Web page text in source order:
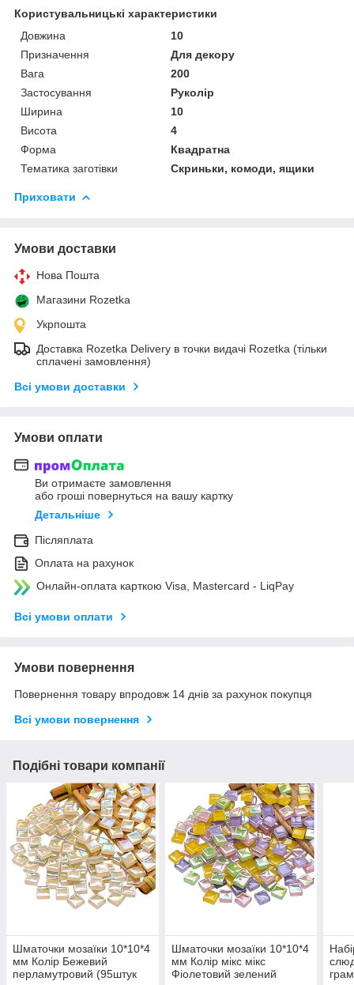
Користувальницькі характеристики
Довжина
10
Призначення
Для декору
Вага
200
Застосування
Руколір
Ширина
10
Висота
4
Форма
Квадратна
Тематика заготівки
Скриньки, комоди, ящики
Приховати
Умови доставки
Нова Пошта
Магазини Rozetka
Укрпошта
Доставка Rozetka Delivery в точки видачі Rozetka (тільки
сплачені замовлення)
Всі умови доставки
Умови оплати
Ви отримаєте замовлення
або гроші повернуться на вашу картку
Детальніше
Післяплата
Оплата на рахунок
Онлайн-оплата карткою Visa, Mastercard - LiqPay
Всі умови оплати
Умови повернення
Повернення товару впродовж 14 днів за рахунок покупця
Всі умови повернення
Подібні товари компанії
Шматочки мозаїки 10*10*4
мм Колір Бежевий
перламутровий (95штук
Шматочки мозаїки 10*10*4
мм Колір мікс мікс
Фіолетовий зелений